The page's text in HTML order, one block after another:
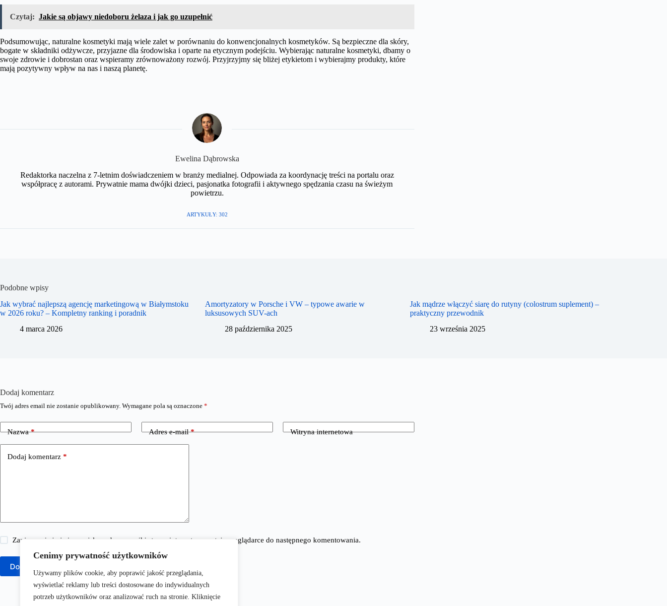
Cenimy prywatność użytkowników
Używamy plików cookie, aby poprawić jakość przeglądania,
wyświetlać reklamy lub treści dostosowane do indywidualnych
potrzeb użytkowników oraz analizować ruch na stronie. Kliknięcie
Czytaj: Jakie są objawy niedoboru żelaza i jak go uzupełnić
Podsumowując, naturalne kosmetyki mają wiele zalet w porównaniu do konwencjonalnych kosmetyków. Są bezpieczne dla skóry,
bogate w składniki odżywcze, przyjazne dla środowiska i oparte na etycznym podejściu. Wybierając naturalne kosmetyki, dbamy o
swoje zdrowie i dobrostan oraz wspieramy zrównoważony rozwój. Przyjrzyjmy się bliżej etykietom i wybierajmy produkty, które
mają pozytywny wpływ na nas i naszą planetę.
​Ewelina Dąbrowska
Redaktorka naczelna z 7-letnim doświadczeniem w branży medialnej. Odpowiada za koordynację treści na portalu oraz
współpracę z autorami. Prywatnie mama dwójki dzieci, pasjonatka fotografii i aktywnego spędzania czasu na świeżym
powietrzu.​
ARTYKUŁY: 302
Podobne wpisy
Jak wybrać najlepszą agencję marketingową w Białymstoku
w 2026 roku? – Kompletny ranking i poradnik
4 marca 2026
Amortyzatory w Porsche i VW – typowe awarie w
luksusowych SUV-ach
28 października 2025
Jak mądrze włączyć siarę do rutyny (colostrum suplement) –
praktyczny przewodnik
23 września 2025
Dodaj komentarz
Twój adres email nie zostanie opublikowany. Wymagane pola są oznaczone *
Nazwa* Adres e-mail* Witryna internetowa
Dodaj komentarz *
Zapisz moje imię i nazwisko, adres e-mail i stronę internetową w tej przeglądarce do następnego komentowania.
Dodaj komentarz